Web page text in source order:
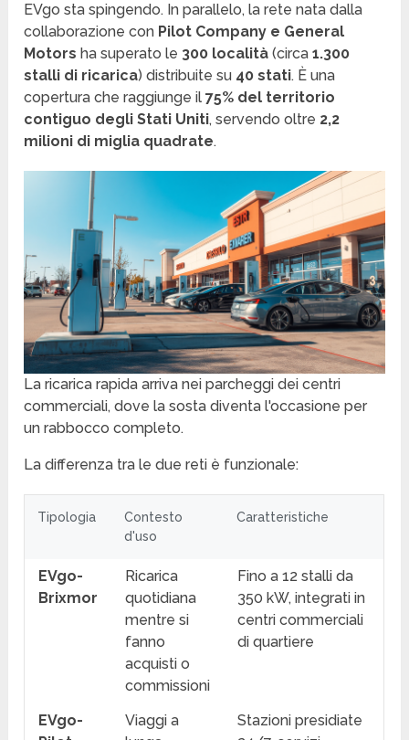
EVgo sta spingendo. In parallelo, la rete nata dalla
collaborazione con Pilot Company e General
Motors ha superato le 300 località (circa1.300
stalli di ricarica) distribuite su 40 stati. È una
copertura che raggiunge il75% del territorio
contiguo degli Stati Uniti, servendo oltre 2,2
milioni di miglia quadrate.
La ricarica rapida arriva nei parcheggi dei centri
commerciali, dove la sosta diventa l'occasione per
un rabbocco completo.
La differenza tra le due reti è funzionale:
Tipologia
Contesto
d'uso
Caratteristiche
EVgo-
Brixmor
Ricarica
quotidiana
mentre si
fanno
acquisti o
commissioni
Fino a 12 stalli da
350 kW, integrati in
centri commerciali
di quartiere
EVgo-
Viaggi a
Stazioni presidiate